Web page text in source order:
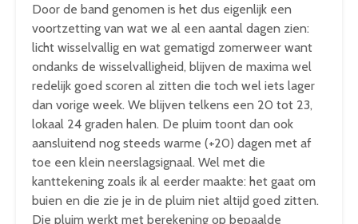
Door de band genomen is het dus eigenlijk een
voortzetting van wat we al een aantal dagen zien:
licht wisselvallig en wat gematigd zomerweer want
ondanks de wisselvalligheid, blijven de maxima wel
redelijk goed scoren al zitten die toch wel iets lager
dan vorige week. We blijven telkens een 20 tot 23,
lokaal 24 graden halen. De pluim toont dan ook
aansluitend nog steeds warme (+20) dagen met af
toe een klein neerslagsignaal. Wel met die
kanttekening zoals ik al eerder maakte: het gaat om
buien en die zie je in de pluim niet altijd goed zitten.
Die pluim werkt met berekening op bepaalde